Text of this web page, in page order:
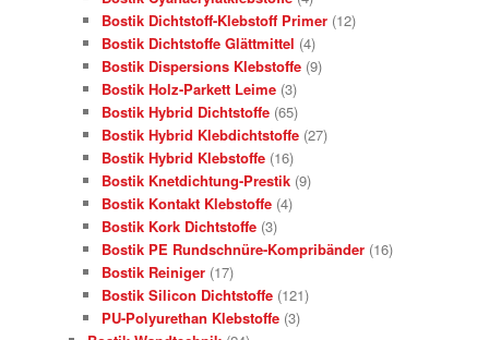
Bostik Dichtstoff-Klebstoff Primer (12)
Bostik Dichtstoffe Glättmittel (4)
Bostik Dispersions Klebstoffe (9)
Bostik Holz-Parkett Leime (3)
Bostik Hybrid Dichtstoffe (65)
Bostik Hybrid Klebdichtstoffe (27)
Bostik Hybrid Klebstoffe (16)
Bostik Knetdichtung-Prestik (9)
Bostik Kontakt Klebstoffe (4)
Bostik Kork Dichtstoffe (3)
Bostik PE Rundschnüre-Kompribänder (16)
Bostik Reiniger (17)
Bostik Silicon Dichtstoffe (121)
PU-Polyurethan Klebstoffe (3)